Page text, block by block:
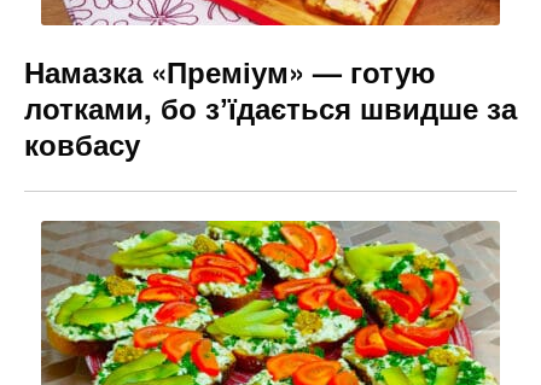
Намазка «Преміум» — готую
лотками, бо зʼїдається швидше за
ковбасу